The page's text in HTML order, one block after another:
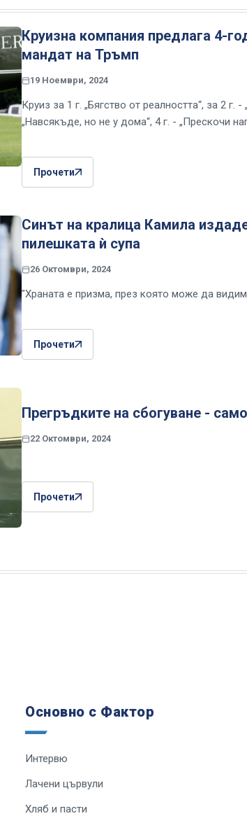
Круизна компания предлага 4-
мандат на Тръмп
19 Ноември, 2024
Круиз за 1 г. „Бягство от реалността“, за 2 г.
„Навсякъде, но не у дома“, 4 г. - „Прескочи
Прочети
Синът на кралица Камила
пилешката ѝ супа
26 Октомври, 2024
"Храната е призма, през която може да
Прочети
Прегръдките на сбогуване -
22 Октомври, 2024
Прочети
Основно с Фактор
Интервю
Лачени цървули
Хляб и пасти